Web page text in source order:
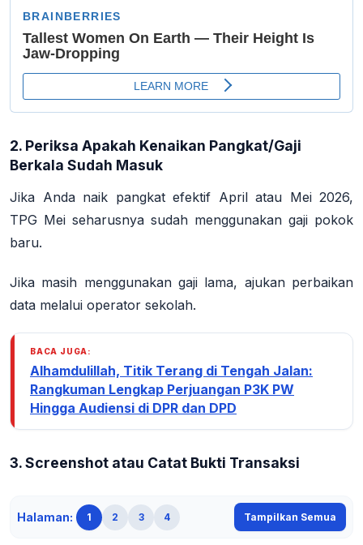
2. Periksa Apakah Kenaikan Pangkat/Gaji
Berkala Sudah Masuk
Jika Anda naik pangkat efektif April atau Mei 2026,
TPG Mei seharusnya sudah menggunakan gaji pokok
baru.
Jika masih menggunakan gaji lama, ajukan perbaikan
data melalui operator sekolah.
BACA JUGA:
Alhamdulillah, Titik Terang di Tengah Jalan:
Rangkuman Lengkap Perjuangan P3K PW
Hingga Audiensi di DPR dan DPD
3. Screenshot atau Catat Bukti Transaksi
Halaman: 1 2 3 4 Tampilkan Semua